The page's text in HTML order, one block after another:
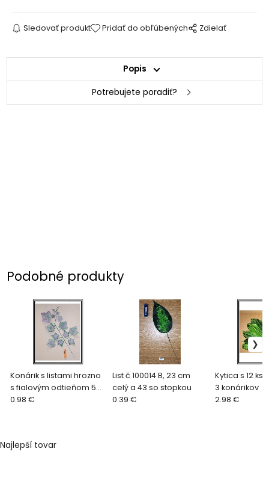
Sledovať produkt Pridať do obľúbených Zdielať
Popis
Potrebujete poradiť?
Podobné produkty
Konárik s listami hrozno
s fialovým odtieňom 57
cm,
0.98 €
List č 100014 B, 23 cm
celý a 43 so stopkou
0.39 €
Kytica s 12
3 konárikov
2.98 €
Najlepší tovar